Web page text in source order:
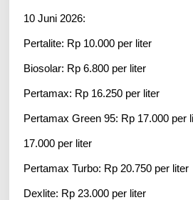
10 Juni 2026:
Pertalite: Rp 10.000 per liter
Biosolar: Rp 6.800 per liter
Pertamax: Rp 16.250 per liter
Pertamax Green 95: Rp 17.000 per
17.000 per liter
Pertamax Turbo: Rp 20.750 per liter
Dexlite: Rp 23.000 per liter